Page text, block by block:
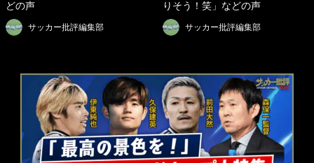
どの声
サッカー批評編集部
りそう！笑」などの声
サッカー批評編集部